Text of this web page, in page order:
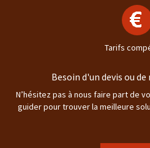
Tarifs
Besoin d'un devis ou
N’hésitez pas à nous faire part de
guider pour trouver la meilleure